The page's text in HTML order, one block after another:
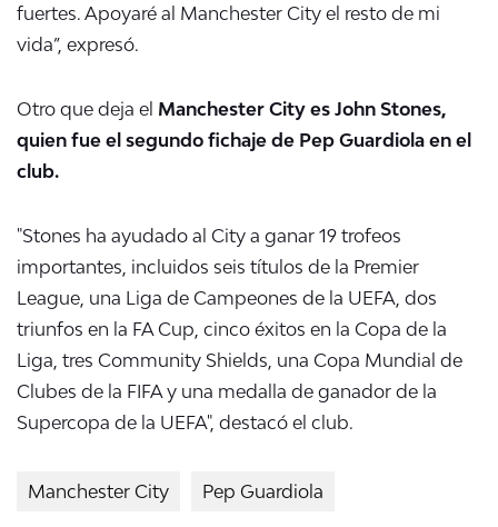
fuertes. Apoyaré al Manchester City el resto de mi
vida”, expresó.
Otro que deja el Manchester City es John Stones,
quien fue el segundo fichaje de Pep Guardiola en el
club.
"Stones ha ayudado al City a ganar 19 trofeos
importantes, incluidos seis títulos de la Premier
League, una Liga de Campeones de la UEFA, dos
triunfos en la FA Cup, cinco éxitos en la Copa de la
Liga, tres Community Shields, una Copa Mundial de
Clubes de la FIFA y una medalla de ganador de la
Supercopa de la UEFA", destacó el club.
Manchester City Pep Guardiola